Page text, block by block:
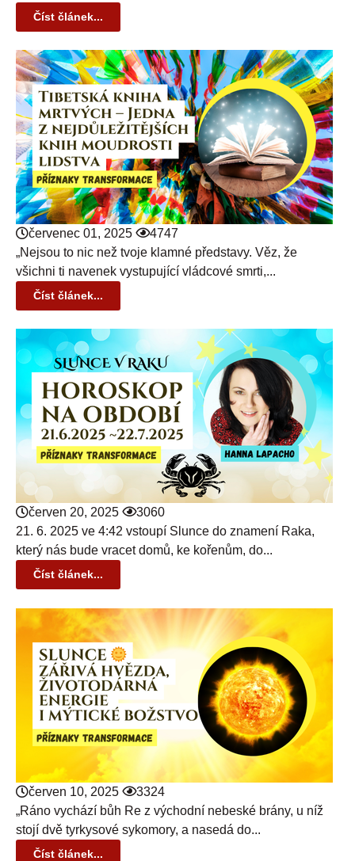
Číst článek...
červenec 01, 2025
4747
„Nejsou to nic než tvoje klamné představy. Věz, že
všichni ti navenek vystupující vládcové smrti,...
Číst článek...
červen 20, 2025
3060
21. 6. 2025 ve 4:42 vstoupí Slunce do znamení Raka,
který nás bude vracet domů, ke kořenům, do...
Číst článek...
červen 10, 2025
3324
„Ráno vychází bůh Re z východní nebeské brány, u níž
stojí dvě tyrkysové sykomory, a nasedá do...
Číst článek...